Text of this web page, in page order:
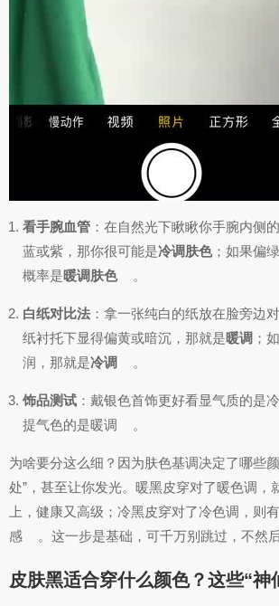
看手腕血管 ：在自然光下瞅瞅你手腕内侧
蓝或紫，那你很可能是冷调肤色；如果偏
概率是暖调肤色 。
白纸对比法 ：拿一张纯白的纸放在脸旁边
纸衬托下显得偏黄或暗沉，那就是暖调 ；
润，那就是冷调 。
饰品测试 ：戴银色首饰更好看显气质的是
提气色的是暖调
。
为啥要分这么细？因为肤色基调决定了哪些
处”，甚至让你发光。暖黑皮穿对了暖色调，
上，健康又高级；冷黑皮穿对了冷色调，则
感
。这一步是基础，可千万别跳过，不然
皮肤黑适合穿什么颜色？这些“神